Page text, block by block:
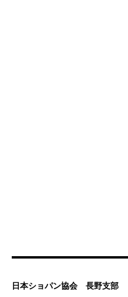
日本ショパン協会 長野支部